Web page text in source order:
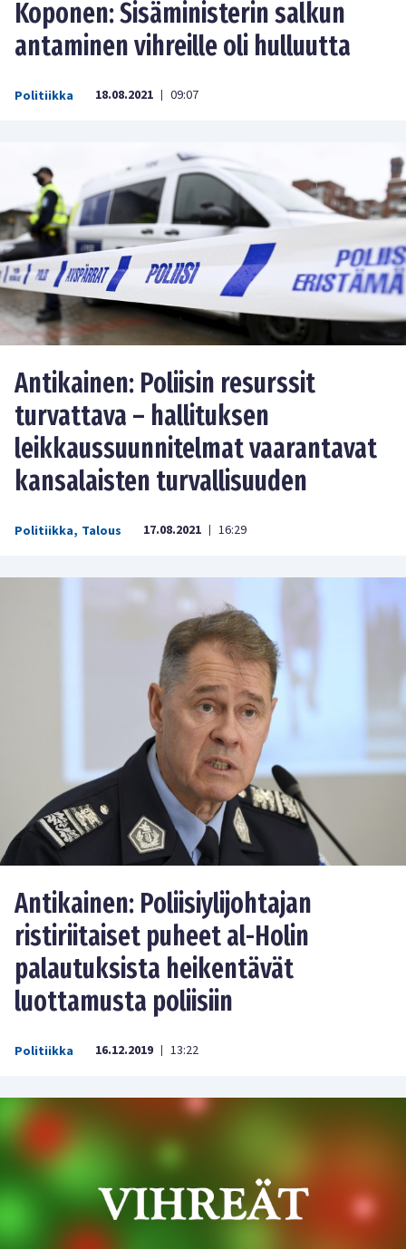
Koponen: Sisäministerin salkun
antaminen vihreille oli hulluutta
Politiikka 18.08.2021 | 09:07
Antikainen: Poliisin resurssit
turvattava – hallituksen
leikkaussuunnitelmat vaarantavat
kansalaisten turvallisuuden
Politiikka, Talous 17.08.2021 | 16:29
Antikainen: Poliisiylijohtajan
ristiriitaiset puheet al-Holin
palautuksista heikentävät
luottamusta poliisiin
Politiikka 16.12.2019 | 13:22